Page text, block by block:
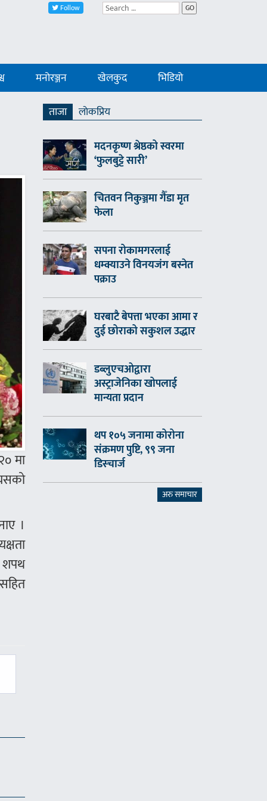
Follow GO
मनोरञ्जन खेलकुद भिडियो
मा
।
शपथ
ताजा
लाेकप्रिय
मदनकृष्ण श्रेष्ठको स्वरमा
‘फुलबुट्टे सारी’
चितवन निकुञ्जमा गैँडा मृत
फेला
सपना रोकामगरलाई
धम्क्याउने विनयजंग बस्नेत
पक्राउ
घरबाटै बेपत्ता भएका आमा र
दुई छोराको सकुशल उद्धार
डब्लुएचओद्वारा
अस्ट्राजेनिका खोपलाई
मान्यता प्रदान
थप १०५ जनामा कोरोना
संक्रमण पुष्टि, ९९ जना
डिस्चार्ज
अरु समाचार